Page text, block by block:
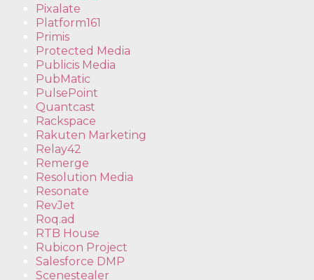
Pixalate
Platform161
Primis
Protected Media
Publicis Media
PubMatic
PulsePoint
Quantcast
Rackspace
Rakuten Marketing
Relay42
Remerge
Resolution Media
Resonate
RevJet
Roq.ad
RTB House
Rubicon Project
Salesforce DMP
Scenestealer